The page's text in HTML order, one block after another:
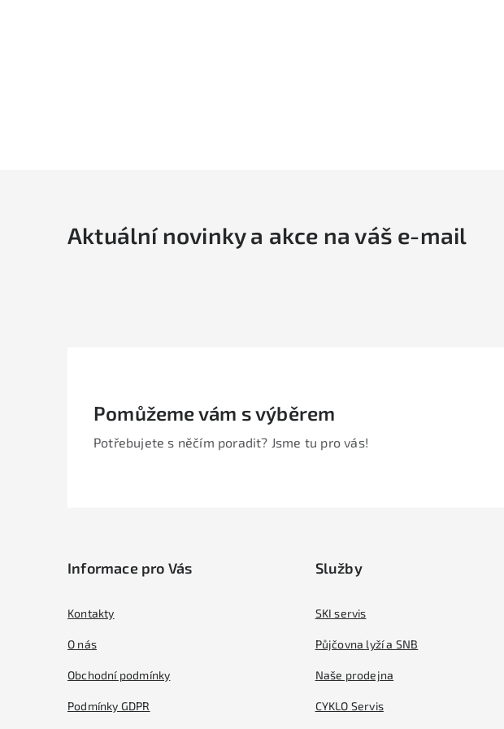
ý
Aktuální novinky a akce na váš e-mail
Pomůžeme vám s výběrem
Potřebujete s něčím poradit? Jsme tu pro vás!
Informace pro Vás
Kontakty
O nás
Obchodní podmínky
Podmínky GDPR
Služby
SKI servis
Půjčovna lyží a SNB
Naše prodejna
CYKLO Servis